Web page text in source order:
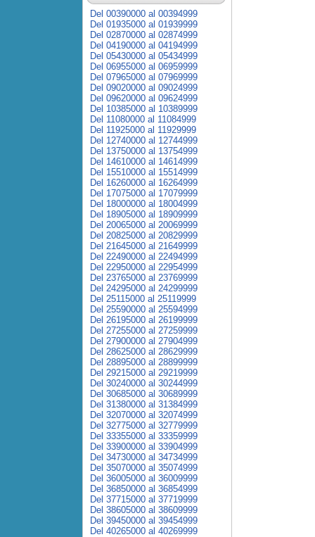
Del 00390000 al 00394999
Del 01935000 al 01939999
Del 02870000 al 02874999
Del 04190000 al 04194999
Del 05430000 al 05434999
Del 06955000 al 06959999
Del 07965000 al 07969999
Del 09020000 al 09024999
Del 09620000 al 09624999
Del 10385000 al 10389999
Del 11080000 al 11084999
Del 11925000 al 11929999
Del 12740000 al 12744999
Del 13750000 al 13754999
Del 14610000 al 14614999
Del 15510000 al 15514999
Del 16260000 al 16264999
Del 17075000 al 17079999
Del 18000000 al 18004999
Del 18905000 al 18909999
Del 20065000 al 20069999
Del 20825000 al 20829999
Del 21645000 al 21649999
Del 22490000 al 22494999
Del 22950000 al 22954999
Del 23765000 al 23769999
Del 24295000 al 24299999
Del 25115000 al 25119999
Del 25590000 al 25594999
Del 26195000 al 26199999
Del 27255000 al 27259999
Del 27900000 al 27904999
Del 28625000 al 28629999
Del 28895000 al 28899999
Del 29215000 al 29219999
Del 30240000 al 30244999
Del 30685000 al 30689999
Del 31380000 al 31384999
Del 32070000 al 32074999
Del 32775000 al 32779999
Del 33355000 al 33359999
Del 33900000 al 33904999
Del 34730000 al 34734999
Del 35070000 al 35074999
Del 36005000 al 36009999
Del 36850000 al 36854999
Del 37715000 al 37719999
Del 38605000 al 38609999
Del 39450000 al 39454999
Del 40265000 al 40269999